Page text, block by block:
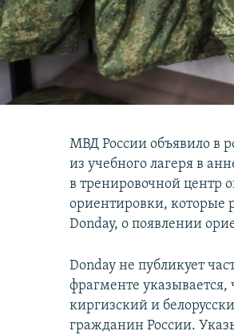
МВД России объявило в
из учебного лагеря в
в тренировочной центр
ориентировки, которые
Donday, о появлении
Donday не публикует
фрагменте
киргизский и
гражданин России.